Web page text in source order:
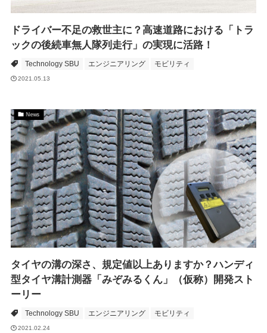
ドライバー不足の救世主に？高速道路における「トラ
ックの後続車無人隊列走行」の実現に活路！
Technology SBU エンジニアリング モビリティ
2021.05.13
News
タイヤの溝の深さ、規定値以上ありますか？ハンディ
型タイヤ溝計測器「みぞみるくん」（仮称）開発スト
ーリー
Technology SBU エンジニアリング モビリティ
2021.02.24